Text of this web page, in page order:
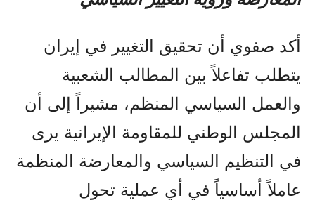
أكد صفوي أن تحقيق التغيير في إيران
يتطلب تفاعلاً بين المطالب الشعبية
والعمل السياسي المنظم، مشيراً إلى أن
المجلس الوطني للمقاومة الإيرانية يرى
في التنظيم السياسي والمعارضة المنظمة
عاملاً أساسياً في أي عملية تحول